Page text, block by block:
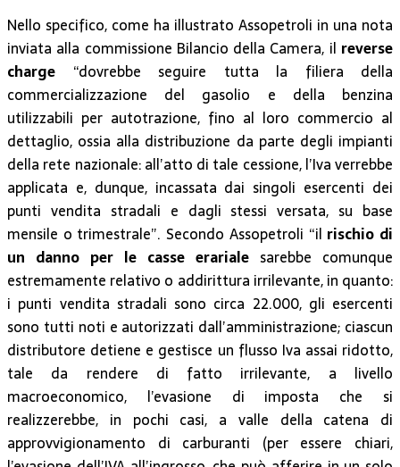
Nello specifico, come ha illustrato Assopetroli in una nota
inviata alla commissione Bilancio della Camera, il reverse
charge “dovrebbe seguire tutta la filiera della
commercializzazione del gasolio e della benzina
utilizzabili per autotrazione, fino al loro commercio al
dettaglio, ossia alla distribuzione da parte degli impianti
della rete nazionale: all’atto di tale cessione, l’Iva verrebbe
applicata e, dunque, incassata dai singoli esercenti dei
punti vendita stradali e dagli stessi versata, su base
mensile o trimestrale”. Secondo Assopetroli “il rischio di
un danno per le casse erariale sarebbe comunque
estremamente relativo o addirittura irrilevante, in quanto:
i punti vendita stradali sono circa 22.000, gli esercenti
sono tutti noti e autorizzati dall’amministrazione; ciascun
distributore detiene e gestisce un flusso Iva assai ridotto,
tale da rendere di fatto irrilevante, a livello
macroeconomico, l’evasione di imposta che si
realizzerebbe, in pochi casi, a valle della catena di
approvvigionamento di carburanti (per essere chiari,